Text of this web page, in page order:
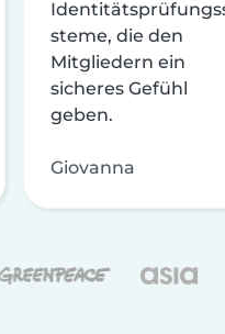
steme, die den
Mitgliedern ein
sicheres Gefühl
geben.
Giovanna